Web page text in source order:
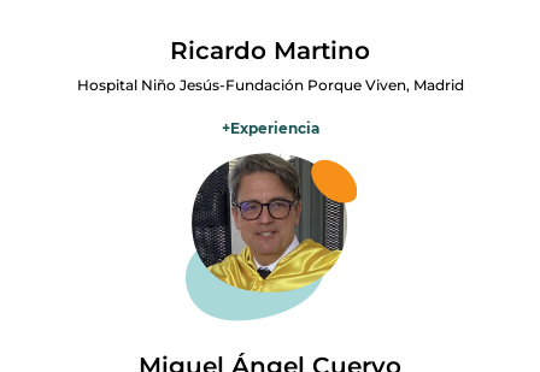
Ricardo Martino
Hospital Niño Jesús-Fundación Porque Viven, Madrid
+Experiencia
Pediatra especializado en cuidados paliativos pediátricos.
Desarrolla su labor asistencial en el Hospital Infantil Universitario
Niño Jesús de Madrid y está vinculado a iniciativas dedicadas al
acompañamiento de niños con enfermedades graves y a sus
familias. Participa activamente en la formación y sensibilización
sobre cuidados paliativos pediátricos, promoviendo una atención
centrada en la calidad de vida, el alivio del sufrimiento y el
Miguel Ángel Cuervo